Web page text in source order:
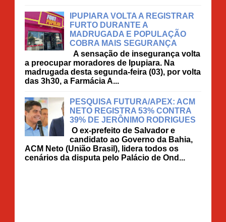
IPUPIARA VOLTA A REGISTRAR
FURTO DURANTE A
MADRUGADA E POPULAÇÃO
COBRA MAIS SEGURANÇA
A sensação de insegurança volta
a preocupar moradores de Ipupiara. Na
madrugada desta segunda-feira (03), por volta
das 3h30, a Farmácia A...
PESQUISA FUTURA/APEX: ACM
NETO REGISTRA 53% CONTRA
39% DE JERÔNIMO RODRIGUES
O ex-prefeito de Salvador e
candidato ao Governo da Bahia,
ACM Neto (União Brasil), lidera todos os
cenários da disputa pelo Palácio de Ond...